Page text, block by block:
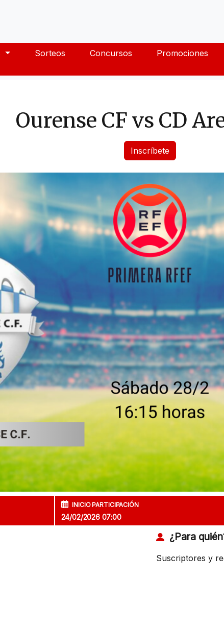
Sorteos Concursos Promociones
Ourense CF vs CD
Inscríbete
INICIO PARTICIPACIÓN
24/02/2026 07:00
¿Para
Suscriptores y